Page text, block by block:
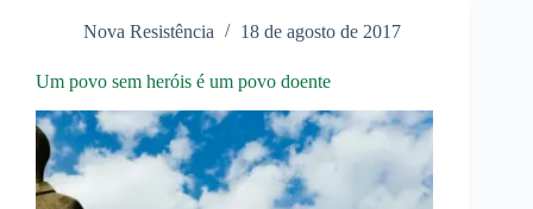
Nova Resistência 18 de agosto de 2017
Um povo sem heróis é um povo doente